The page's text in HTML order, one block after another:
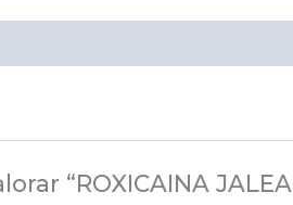
“ROXICAINA